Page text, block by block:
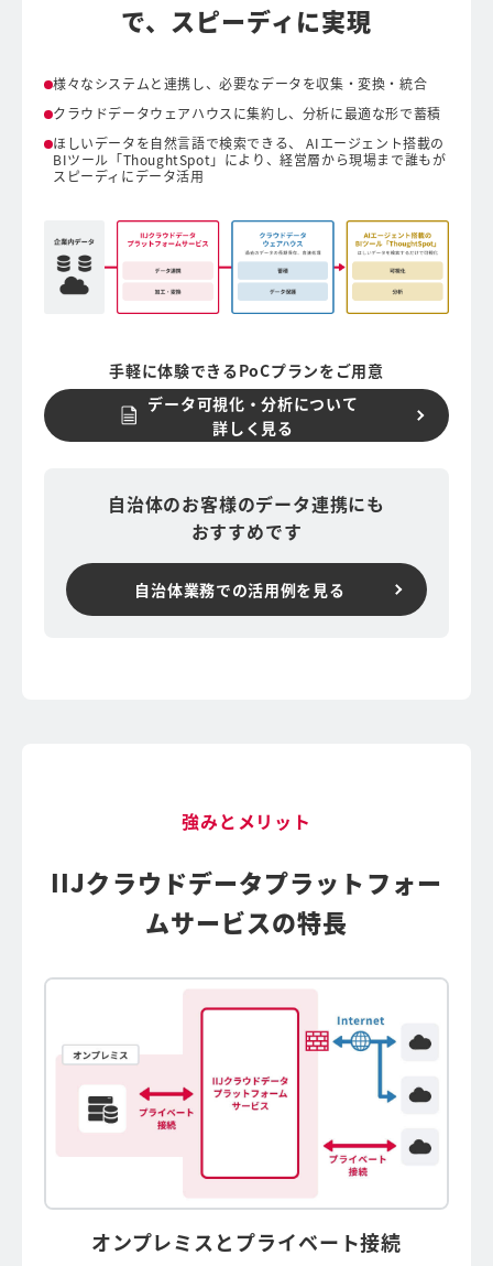
で、スピーディに実現
様々なシステムと連携し、必要なデータを収集・変換・統合
クラウドデータウェアハウスに集約し、分析に最適な形で蓄積
ほしいデータを自然言語で検索できる、 AIエージェント搭載の
BIツール「ThoughtSpot」により、経営層から現場まで誰もが
スピーディにデータ活用
手軽に体験できるPoCプランをご用意
データ可視化・分析について
詳しく見る
自治体のお客様のデータ連携にも
おすすめです
自治体業務での活用例を見る
強みとメリット
IIJクラウドデータプラットフォー
ムサービスの特長
オンプレミスとプライベート接続